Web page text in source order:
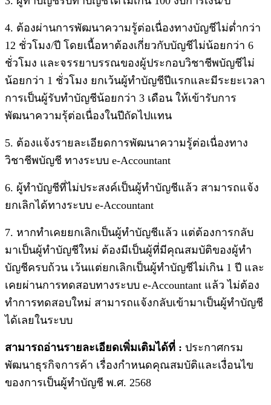
4. ต้องผ่านการพัฒนาความรู้ต่อเนื่องทางบัญชีไม่ต่ำกว่า
12 ชั่วโมง/ปี โดยเนื้อหาต้องเกี่ยวกับบัญชีไม่น้อยกว่า 6
ชั่วโมง และจรรยาบรรณของผู้ประกอบวิชาชีพบัญชีไม่
น้อยกว่า 1 ชั่วโมง ยกเว้นผู้ทำบัญชีปีแรกและมีระยะเวลา
การเป็นผู้รับทำบัญชีน้อยกว่า 3 เดือน ให้เข้ารับการ
พัฒนาความรุ้ต่อเนื่องในปีถัดไปแทน
5. ต้องแจ้งรายละเอียดการพัฒนาความรู้ต่อเนื่องทาง
วิชาชีพบัญชี ทางระบบ e-Accountant
6. ผู้ทำบัญชีที่ไม่ประสงค์เป็นผู้ทำบัญชีแล้ว สามารถแจ้ง
ยกเลิกได้ทางระบบ e-Accountant
7. หากทำเคยยกเลิกเป็นผู้ทำบัญชีแล้ว แต่ต้องการกลับ
มาเป็นผู้ทำบัญชีใหม่ ต้องมีเป็นผู้ที่มีคุณสมบัติของผู้ทำ
บัญชีครบถ้วน เว้นแต่ยกเลิกเป็นผู้ทำบัญชีไม่เกิน 1 ปี และ
เคยผ่านการทดสอบทางระบบ e-Accountant แล้ว ไม่ต้อง
ทำการทดสอบใหม่ สามารถแจ้งกลับเข้ามาเป็นผู้ทำบัญชี
ได้เลยในระบบ
สามารถอ่านรายละเอียดเพิ่มเติมได้ที่ : ประกาศกรม
พัฒนาธุรกิจการค้า เรื่องกำหนดคุณสมบัติและเงื่อนไข
ของการเป็นผู้ทำบัญชี พ.ศ. 2568